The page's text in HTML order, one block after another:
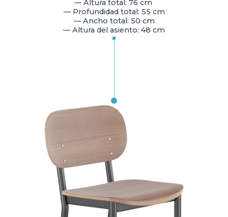
— Altura total: 76 cm
— Profundidad total: 55 cm
— Ancho total: 50 cm
— Altura del asiento: 48 cm